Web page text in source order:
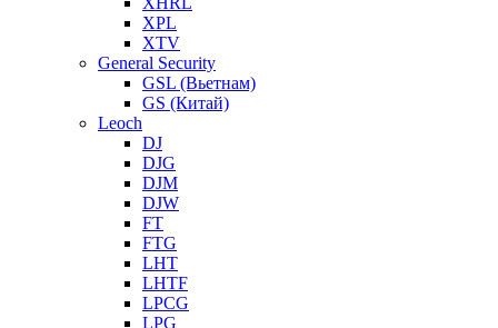
XPL
XTV
General Security
GSL (Вьетнам)
GS (Китай)
Leoch
DJ
DJG
DJM
DJW
FT
FTG
LHT
LHTF
LPCG
LPG